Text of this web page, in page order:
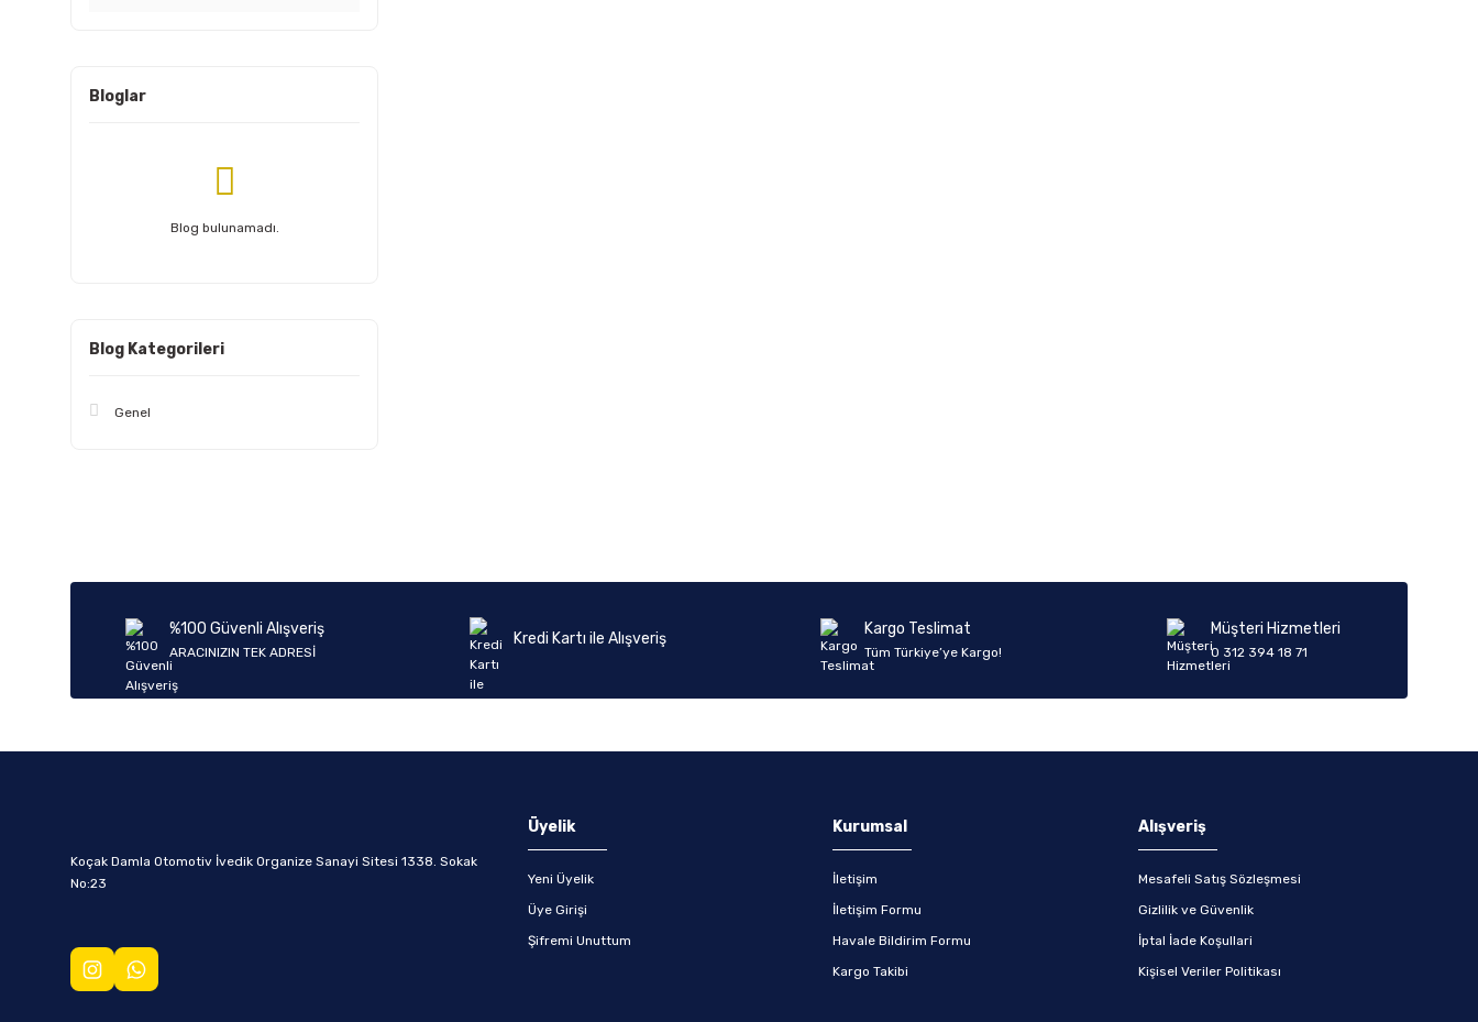
Bloglar
Blog bulunamadı.
Blog Kategorileri
Genel
%100 Güvenli Alışveriş
ARACINIZIN TEK ADRESİ
Kredi Kartı ile Alışveriş
Kargo Teslimat
Tüm Türkiye’ye Kargo!
Müşteri Hizmetleri
0 312 394 18 71
Koçak Damla Otomotiv İvedik Organize Sanayi Sitesi 1338. Sokak
No:23
Üyelik
Yeni Üyelik
Üye Girişi
Şifremi Unuttum
Kurumsal
İletişim
İletişim Formu
Havale Bildirim Formu
Kargo Takibi
Alışveriş
Mesafeli Satış Sözleşmesi
Gizlilik ve Güvenlik
İptal İade Koşullari
Kişisel Veriler Politikası